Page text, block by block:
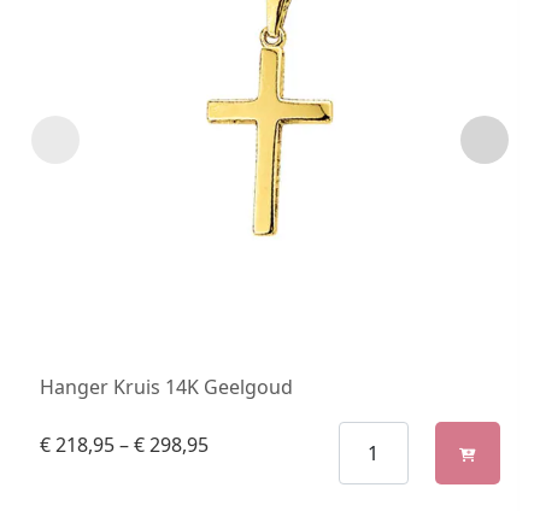
Hanger Kruis 14K Geelgoud
€218,95–€298,95